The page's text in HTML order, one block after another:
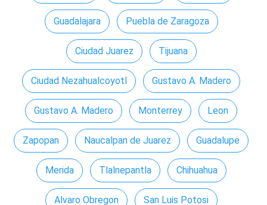
Guadalajara Puebla de Zaragoza
Ciudad Juarez Tijuana
Ciudad Nezahualcoyotl Gustavo A. Madero
Gustavo A. Madero Monterrey Leon
Zapopan Naucalpan de Juarez Guadalupe
Merida Tlalnepantla Chihuahua
Alvaro Obregon San Luis Potosi